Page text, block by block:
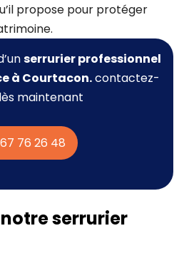
propose pour protéger
serrurier professionnel
à Courtacon.contactez-
maintenant
76 26 48
notre serrurier